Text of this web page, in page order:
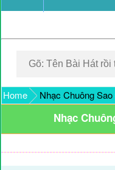
Home Nhạc Chuông
Nhạc